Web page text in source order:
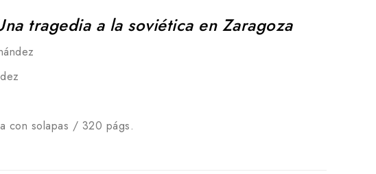
tragedia a la soviética en Zaragoza
con solapas / 320 págs.